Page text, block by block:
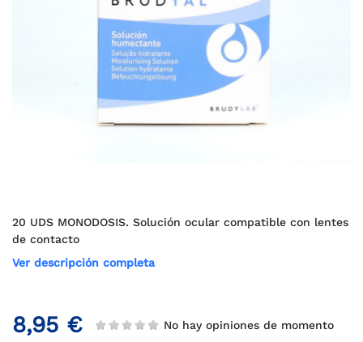
20 UDS MONODOSIS. Solución ocular compatible con lentes
de contacto
Ver descripción completa
8,95 € No hay opiniones de momento